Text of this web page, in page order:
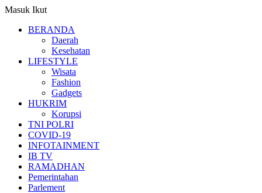
Masuk Ikut
BERANDA
Daerah
Kesehatan
LIFESTYLE
Wisata
Fashion
Gadgets
HUKRIM
Korupsi
TNI POLRI
COVID-19
INFOTAINMENT
IB TV
RAMADHAN
Pemerintahan
Parlement